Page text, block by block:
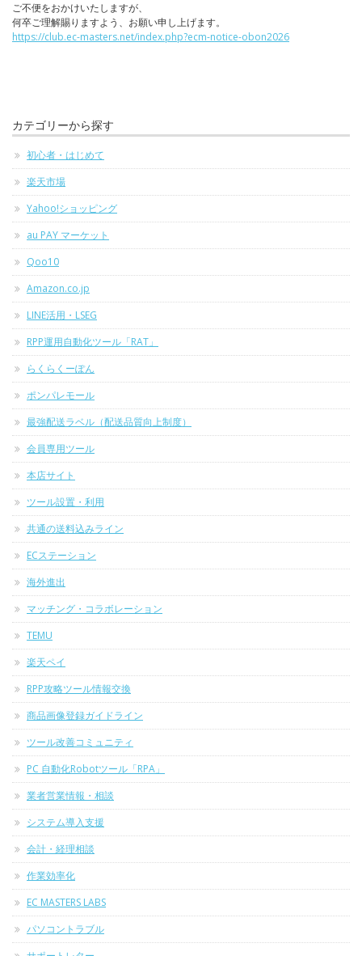
ご不便をおかけいたしますが、
何卒ご理解賜りますよう、お願い申し上げます。
https://club.ec-masters.net/index.php?ecm-notice-obon2026
カテゴリーから探す
初心者・はじめて
楽天市場
Yahoo!ショッピング
au PAY マーケット
Qoo10
Amazon.co.jp
LINE活用・LSEG
RPP運用自動化ツール「RAT」
らくらくーぽん
ポンパレモール
最強配送ラベル（配送品質向上制度）
会員専用ツール
本店サイト
ツール設置・利用
共通の送料込みライン
ECステーション
海外進出
マッチング・コラボレーション
TEMU
楽天ペイ
RPP攻略ツール情報交換
商品画像登録ガイドライン
ツール改善コミュニティ
PC 自動化Robotツール「RPA」
業者営業情報・相談
システム導入支援
会計・経理相談
作業効率化
EC MASTERS LABS
パソコントラブル